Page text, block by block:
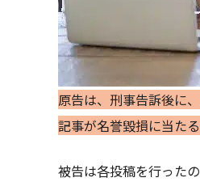
原告は、刑事告訴後に
記事が名誉毀損に当た
被告は各投稿を行った